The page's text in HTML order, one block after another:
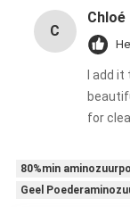
C
Chloé
I add
for
80%min
Geel